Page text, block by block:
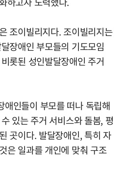
조이빌리지다. 조이빌리지는
장애인 부모들의 기도모임
롯된 성인발달장애인 주거
애인들이 부모를 떠나 독립해
있는 주거 서비스와 돌봄, 평
곳이다. 발달장애인, 특히 자
은 일과를 개인에 맞춰 구조